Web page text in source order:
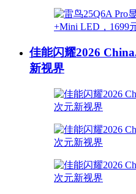
佳能闪耀2026
新视界